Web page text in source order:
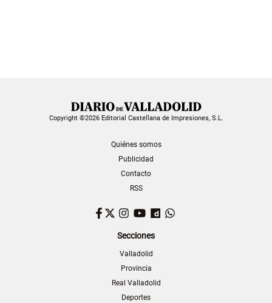
Copyright ©2026 Editorial Castellana de Impresiones, S.L.
Quiénes somos
Publicidad
Contacto
RSS
Facebook
TwitterInstagram
YouTubeDailymotion
Secciones
Valladolid
Provincia
Real Valladolid
Deportes